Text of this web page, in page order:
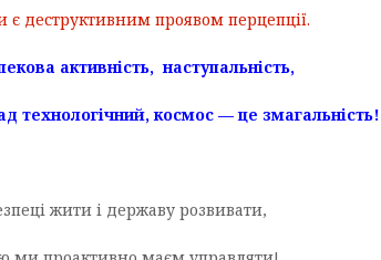
є деструктивним проявом перцепції.
активність, наступальність,
технологічний, космос — це змагальність!
жити і державу розвивати,